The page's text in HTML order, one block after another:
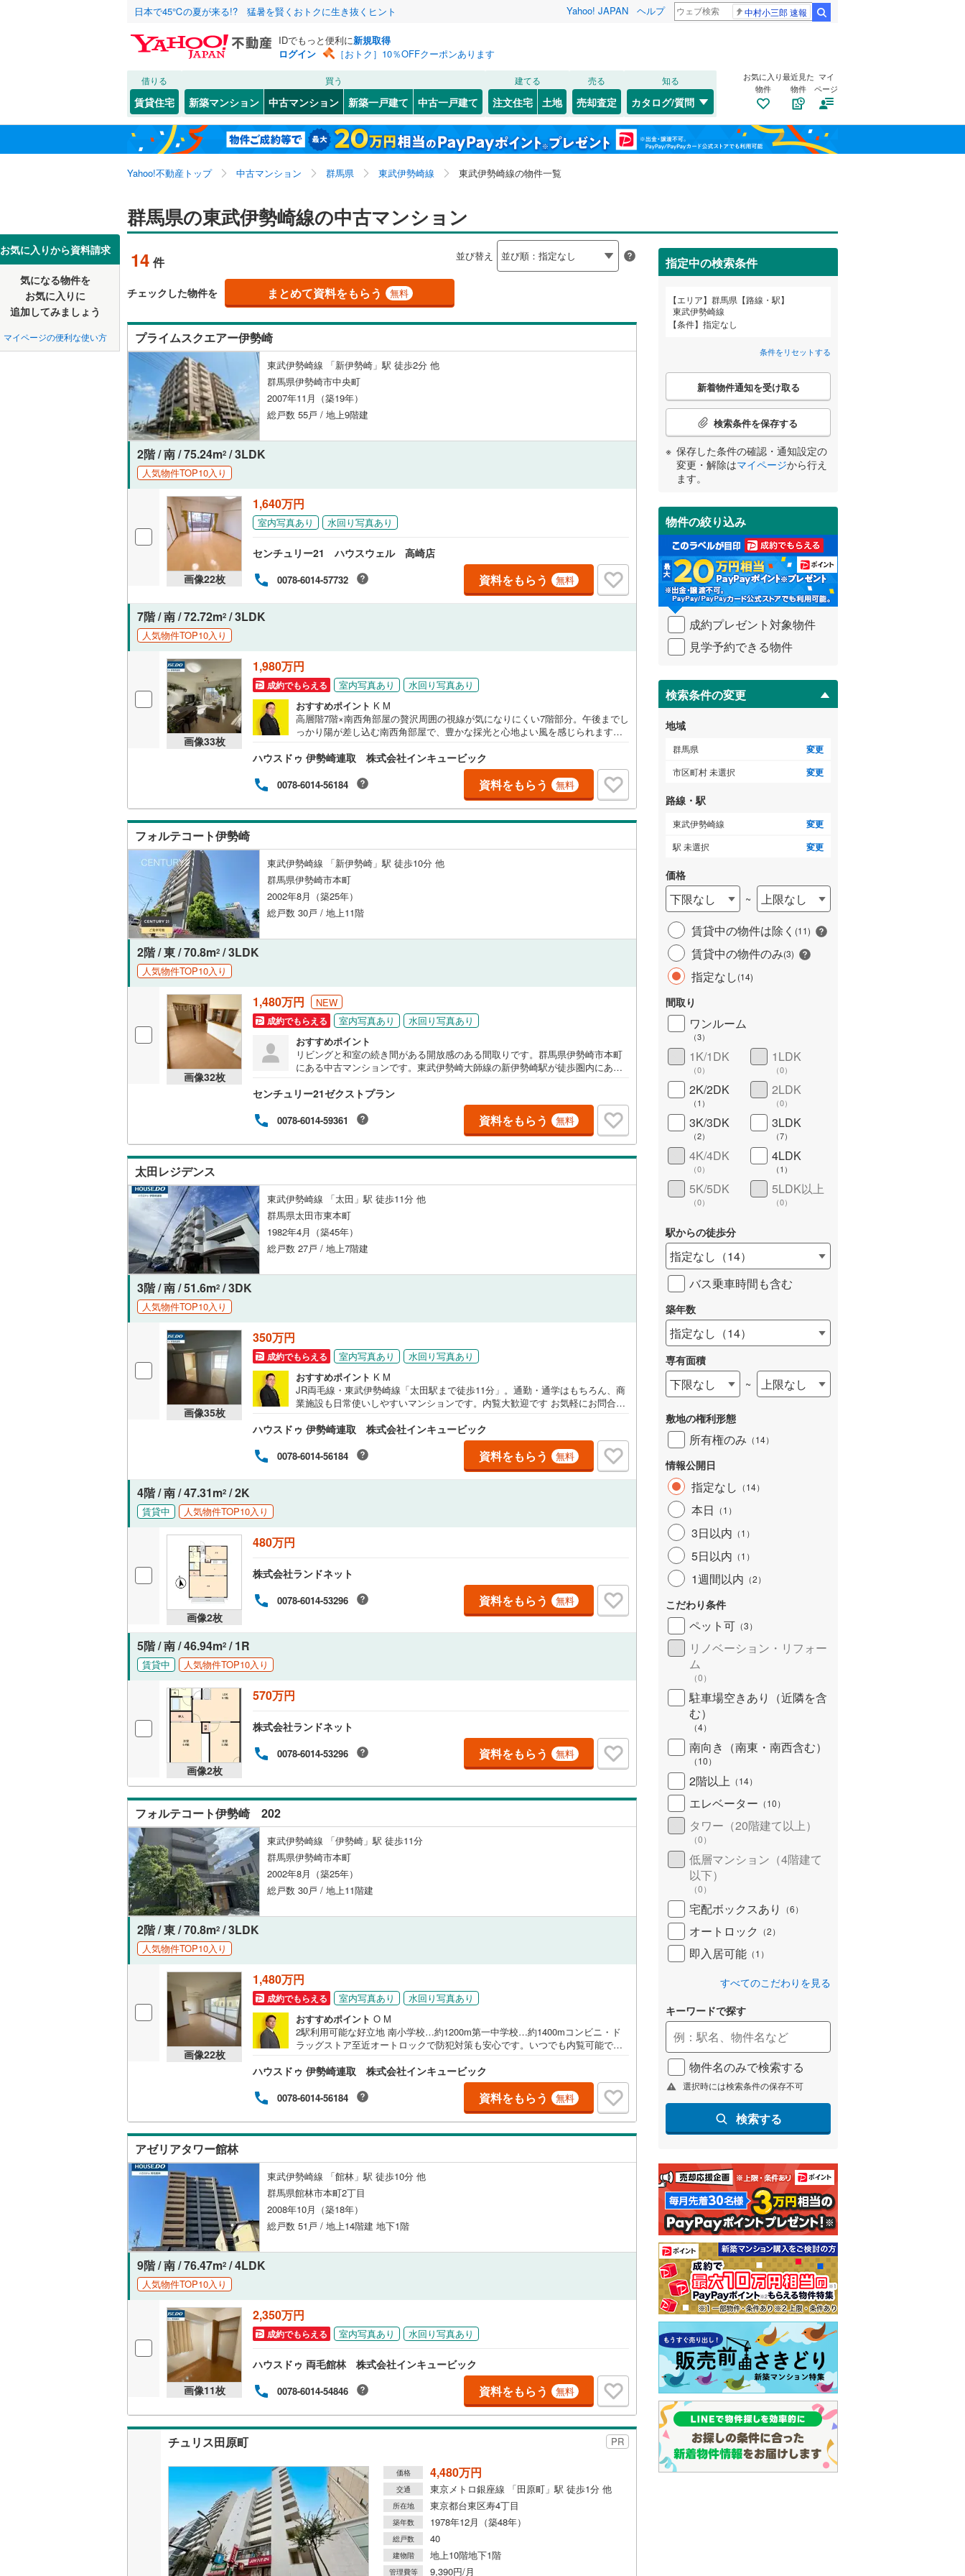
日本で45℃の夏が来る!? 猛暑を賢くおトクに生き抜くヒント Yahoo! JAPAN ヘルプ 中村小三郎 速報
IDでもっと便利に新規取得
ログイン
［おトク］10％OFFクーポンあります
借りる
賃貸住宅
買う
新築マンション 中古マンション 新築一戸建て 中古一戸建て
建てる
注文住宅 土地
売る
売却査定
知る
カタログ/質問
お気に入り
物件
最近見た
物件
マイ
ページ
Yahoo!不動産トップ 中古マンション 群馬県 東武伊勢崎線 東武伊勢崎線の物件一覧
お気に入りから資料請求
気になる物件を
お気に入りに
追加してみましょう
マイページの便利な使い方
群馬県の東武伊勢崎線の中古マンション
14 件 並び替え
チェックした物件を まとめて資料をもらう 無料
プライムスクエアー伊勢崎
東武伊勢崎線 「新伊勢崎」駅 徒歩2分 他
群馬県伊勢崎市中央町
2007年11月（築19年）
総戸数 55戸 / 地上9階建
2階 / 南 / 75.24m2 / 3LDK
人気物件TOP10入り
画像22枚
1,640万円
室内写真あり 水回り写真あり
センチュリー21 ハウスウェル 高崎店
0078-6014-57732 資料をもらう 無料
7階 / 南 / 72.72m2 / 3LDK
人気物件TOP10入り
画像33枚
1,980万円
成約でもらえる 室内写真あり
水回り写真あり
おすすめポイント K M
高層階7階×南西角部屋の贅沢周囲の視線が気になりにくい7階部分。午後までし
っかり陽が差し込む南西角部屋で、豊かな採光と心地よい風を感じられます。
会話が弾む対面式キッチン。角部屋ならではの独立性の高さも魅力です。安
心・経済的なオール電化火を使わないためお子様やシニア世代にも安心。光熱
費も効率的に抑えられます。人気の「中央町」エリア新伊勢崎駅が徒歩圏内で
通勤・通学に便利。商業施設や医療機関も身近に揃います。 住宅ローン・資金
計画ご相談承ります 内覧大歓迎！お気軽にお問い合わせくださいませ
ハウスドゥ 伊勢崎連取 株式会社インキュービック
0078-6014-56184 資料をもらう 無料
フォルテコート伊勢崎
東武伊勢崎線 「新伊勢崎」駅 徒歩10分 他
群馬県伊勢崎市本町
2002年8月（築25年）
総戸数 30戸 / 地上11階
2階 / 東 / 70.8m2 / 3LDK
人気物件TOP10入り
画像32枚
1,480万円 NEW
成約でもらえる 室内写真あり
水回り写真あり
おすすめポイント
リビングと和室の続き間がある開放感のある間取りです。群馬県伊勢崎市本町
にある中古マンションです。東武伊勢崎大師線の新伊勢崎駅が徒歩圏内にあ
で、家族で生活するには十分なスペースがあります。築年月は2002年8月（平成
14年8月）で、設備も充実しております。特に、キッチンは広く、調理スペース
と収納スペースが充実しており、快適な料理空間となっています。また、室内
の収納スペースも多く、荷物が多い方にもおすすめです。
センチュリー21ゼクストプラン
0078-6014-59361 資料をもらう 無料
太田レジデンス
東武伊勢崎線 「太田」駅 徒歩11分 他
群馬県太田市東本町
1982年4月（築45年）
総戸数 27戸 / 地上7階建
3階 / 南 / 51.6m2 / 3DK
人気物件TOP10入り
画像35枚
350万円
成約でもらえる 室内写真あり
水回り写真あり
おすすめポイント K M
JR両毛線・東武伊勢崎線「太田駅まで徒歩11分」。通勤・通学はもちろん、商
業施設も日常使いしやすいマンションです。内覧大歓迎です お気軽にお問合せ
ハウスドゥ 伊勢崎連取 株式会社インキュービック
0078-6014-56184 資料をもらう 無料
4階 / 南 / 47.31m2 / 2K
賃貸中 人気物件TOP10入り
画像2枚
480万円
株式会社ランドネット
0078-6014-53296 資料をもらう 無料
5階 / 南 / 46.94m2 / 1R
賃貸中 人気物件TOP10入り
画像2枚
570万円
株式会社ランドネット
0078-6014-53296 資料をもらう 無料
フォルテコート伊勢崎 202
東武伊勢崎線 「伊勢崎」駅 徒歩11分
群馬県伊勢崎市本町
2002年8月（築25年）
総戸数 30戸 / 地上11階建
2階 / 東 / 70.8m2 / 3LDK
人気物件TOP10入り
画像22枚
1,480万円
成約でもらえる 室内写真あり
水回り写真あり
おすすめポイント O M
2駅利用可能な好立地 南小学校…約1200m第一中学校…約1400mコンビニ・ド
ラッグストア至近オートロックで防犯対策も安心です。いつでも内覧可能で
ハウスドゥ 伊勢崎連取 株式会社インキュービック
0078-6014-56184 資料をもらう 無料
アゼリアタワー館林
東武伊勢崎線 「館林」駅 徒歩10分 他
群馬県館林市本町2丁目
2008年10月（築18年）
総戸数 51戸 / 地上14階建 地下1階
9階 / 南 / 76.47m2 / 4LDK
人気物件TOP10入り
画像11枚
2,350万円
成約でもらえる 室内写真あり 水回り写真あり
ハウスドゥ 両毛館林 株式会社インキュービック
0078-6014-54846 資料をもらう 無料
チュリス田原町 PR
価格 4,480万円
交通 東京メトロ銀座線 「田原町」駅 徒歩1分 他
所在地 東京都台東区寿4丁目
築年数 1978年12月（築48年）
総戸数 40
建物階 地上10階地下1階
管理費等 9,390円/月
指定中の検索条件
エリア
群馬県【路線・駅】
東武伊勢崎線
条件
指定なし
条件をリセットする
こ
検
条
件
受
け
取
る
・
条
件
を
イ
ペ
ジ
に
保
存
す
る
新着物件通知を受け取る
検索条件を保存する
保存した条件の確認・通知設定の
変更・解除はマイページから行え
ます。
物件の絞り込み
成約プレゼント対象物件
見学予約できる物件
検索条件の変更
地域
群馬県 変更
市区町村 未選択 変更
路線・駅
東武伊勢崎線 変更
駅 未選択 変更
価格
下限なし ~
上限なし
賃貸中の物件は除く (11)
賃貸中の物件のみ(3)
指定なし(14)
間取り
ワンルーム
（3）
1K/1DK
（0）
1LDK
（0）
2K/2DK
（1 ）
2LDK
（0）
3K/3DK
（2）
3LDK
（7）
4K/4DK
（0）
4LDK
（1 ）
5K/5DK
（0）
5LDK以上
（0）
駅からの徒歩分
指定なし （14）
バス乗車時間も含む
築年数
指定なし （14）
専有面積
下限なし ~ 上限なし
敷地の権利形態
所有権のみ （14）
情報公開日
指定なし （14）
本日 （1 ）
3日以内 （1 ）
5日以内 （1 ）
1週間以内 （2）
こだわり条件
ペット可 （3）
リノベーション・リフォー
ム
（0）
駐車場空きあり（近隣を含
む）
（4）
南向き（南東・南西含む）
（10）
2階以上 （14）
エレベーター （10）
タワー（20階建て以上）
（0）
低層マンション（4階建て
以下）
（0）
宅配ボックスあり （6）
オートロック （2）
即入居可能 （1 ）
すべてのこだわりを見る
キーワードで探す
物件名のみで検索する
選択時には検索条件の保存不可
検索する
北海道 北海道
東北 青森 岩手 宮城 秋田 山形 福島
関東 東京 神奈川 埼玉 千葉
信越・北陸 新潟 長野 富山
三重
近畿 大阪 兵庫
中国 鳥取 島根 岡山 広島 山口
四国 徳島 香川 愛媛
九州・沖縄 福岡 佐賀 鹿児島 沖縄
該当物件0件
前橋市(31) 高崎市(40) 桐生市(1)
伊勢崎市(5) 太田市(6) 沼田市(0)
館林市
(3 渋川市(0)
富岡市(0 )
北群馬郡榛東村(0) 北群馬郡吉岡町(0) 多野郡上野村(0)
甘楽郡下仁田町(0) 甘楽郡南牧村(0)
甘楽郡甘楽町(0)
吾妻郡高山村(
吾妻郡東吾妻町
利根郡昭和村(0) 佐波郡玉村町(0)
邑楽郡板倉町(0) 邑楽郡千代田町(0)
該当物件0件
該当物件0件
JR 高崎線(32) 上越線(47) 吾妻線(53)
両毛線(31) 信越本線(32)
湘南新宿ライン（前橋～小田原）
(32)
東武伊勢崎線
14
東武日光線(0 )
該当物件0件
(2) (3) (0) (0) (5) (3) (1) (0) (0) (0) (4)
(5)
該当物件0件
こだわり条件 リフォーム、リノベーション
リノベーション・リフォーム
（0）
築古・築30年以上（5）
共用設備
宅配ボックスあり（6）
トランクルーム（1） エレベーター（10） バイク置き場（7）
（4）
オートロック （2） 防犯カメラ（2）
ペット可
配置、向き、建ち方、日当たり
角住戸（ 5） 2階以上（14）
最上階（2）
構造・規模・施工・品質・工法関連
耐震構造（0） 制震構造（0）
大規模（総戸数200以上）
低層マンション（4階建て以
下）（0）
立地
小学校まで1km以内（2）
共用施設
コンシェルジュサービス（0） キッズルーム ゲストルーム（0
設備
床暖房 （1） オール電化
ＴＶモニタ付インターホン
6）
間取り、居室全体
LD
リビングダイニング15畳以上
キッチン
独立型キッチン（1） 対面キッチン（1）
浴室
浴室乾燥機あり（5） 浴室に窓あり （1）
バルコニー、庭
ルーフバルコニー（ 専用庭（0） ワイドバルコニー（1）
収納
ウォークインクローゼット
（0）
販売、価格、契約、入居関連など
オンライン内見(相談)可
オンライン対応とは？ 詳しく見る
該当物件0件
検索条件を保存しました
この検索条件の新着物件通知は、 マイページから設定できます。
群馬県、東武伊勢崎線
検索条件を保存する
マイページ
お気に入りリストを見る
閉じる
お気に入りリストを見る
閉じる